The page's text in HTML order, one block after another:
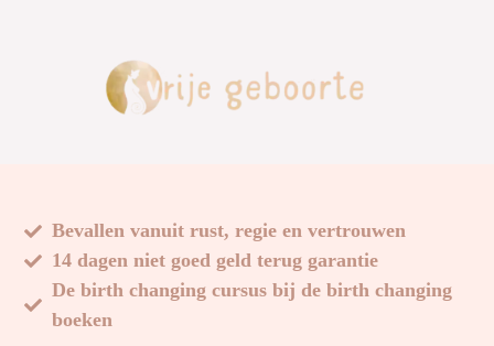
Bevallen vanuit rust, regie en vertrouwen
14 dagen niet goed geld terug garantie
De birth changing cursus bij de birth changing
boeken